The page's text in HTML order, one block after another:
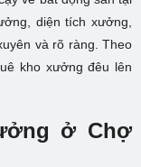
diện tích xưởng,
và rõ ràng. Theo
kho xưởng đêu lên
ở Chợ